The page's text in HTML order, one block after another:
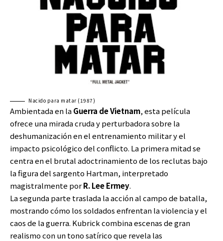
Nacido para matar (1987)
Ambientada en laGuerra de Vietnam, esta película
ofrece una mirada cruda y perturbadora sobre la
deshumanización en el entrenamiento militar y el
impacto psicológico del conflicto. La primera mitad se
centra en el brutal adoctrinamiento de los reclutas bajo
la figura del sargento Hartman, interpretado
magistralmente porR. Lee Ermey.
La segunda parte traslada la acción al campo de batalla,
mostrando cómo los soldados enfrentan la violencia y el
caos de la guerra. Kubrick combina escenas de gran
realismo con un tono satírico que revela las